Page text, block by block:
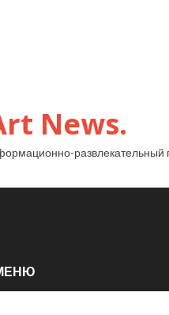
News.
развлекательный